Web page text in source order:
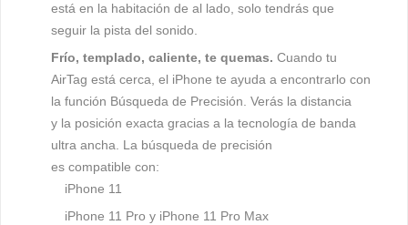
está en la habitación de al lado, solo tendrás que
seguir la pista del sonido.
Frío, templado, caliente, te quemas. Cuando tu
AirTag está cerca, el iPhone te ayuda a encontrarlo con
la función Búsqueda de Precisión. Verás la distancia
y la posición exacta gracias a la tecnología de banda
ultra ancha. La búsqueda de precisión
es compatible con:
iPhone 11
iPhone 11 Pro y iPhone 11 Pro Max